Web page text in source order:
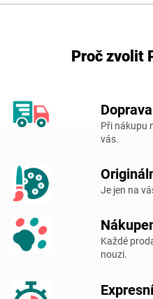
Proč zvolit
Při nákupu
vás.
Je jen na
Každé
nouzi.